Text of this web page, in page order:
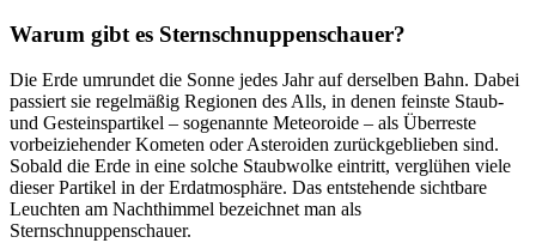
Warum gibt es Sternschnuppenschauer?
Die Erde umrundet die Sonne jedes Jahr auf derselben Bahn. Dabei
passiert sie regelmäßig Regionen des Alls, in denen feinste Staub-
und Gesteinspartikel – sogenannte Meteoroide – als Überreste
vorbeiziehender Kometen oder Asteroiden zurückgeblieben sind.
Sobald die Erde in eine solche Staubwolke eintritt, verglühen viele
dieser Partikel in der Erdatmosphäre. Das entstehende sichtbare
Leuchten am Nachthimmel bezeichnet man als
Sternschnuppenschauer.